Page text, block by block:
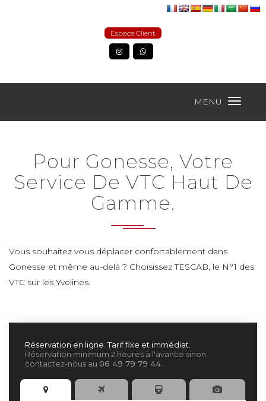
Espace Client
MENU
Pour Gonesse, Votre
Service De VTC Haut De
Gamme.
Vous souhaitez vous déplacer confortablement dans
Gonesse et même au-delà ? Choisissez TESCAB, le N°1 des
VTC sur les Yvelines.
Réservation en ligne. Tarif fixe et immédiat.
Réservation minimum 2 heures à l'avance sinon
contactez-nous au 06 49 79 79 44